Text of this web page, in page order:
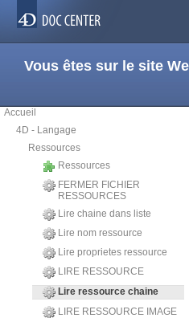
Vous êtes sur le site
Accueil
4D - Langage
Ressources
Ressources
FERMER FICHIER
RESSOURCES
Lire chaine dans liste
Lire nom ressource
Lire proprietes ressource
LIRE RESSOURCE
Lire ressource chaine
LIRE RESSOURCE IMAGE